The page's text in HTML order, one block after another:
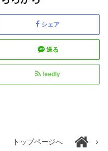
シェア
送る
feedly
トップページへ